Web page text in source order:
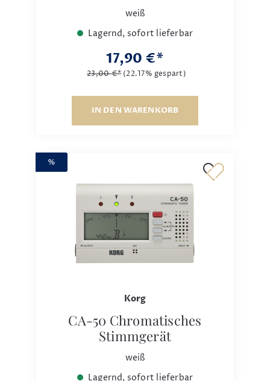
weiß
Lagernd, sofort lieferbar
17,90 €*
23,00 €* (22.17% gespart)
IN DEN WARENKORB
%
Korg
CA-50 Chromatisches
Stimmgerät
weiß
Lagernd, sofort lieferbar